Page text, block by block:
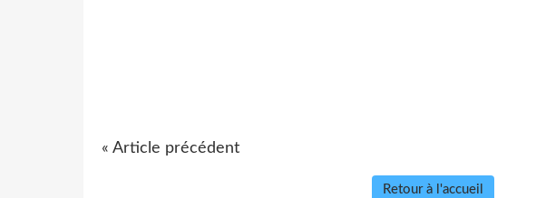
« Article précédent
Retour à l'accueil